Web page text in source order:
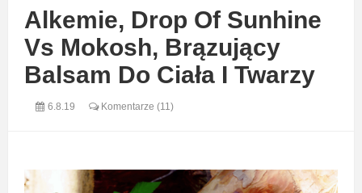
Alkemie, Drop Of Sunhine
Vs Mokosh, Brązujący
Balsam Do Ciała I Twarzy
6.8.19 Komentarze (11)